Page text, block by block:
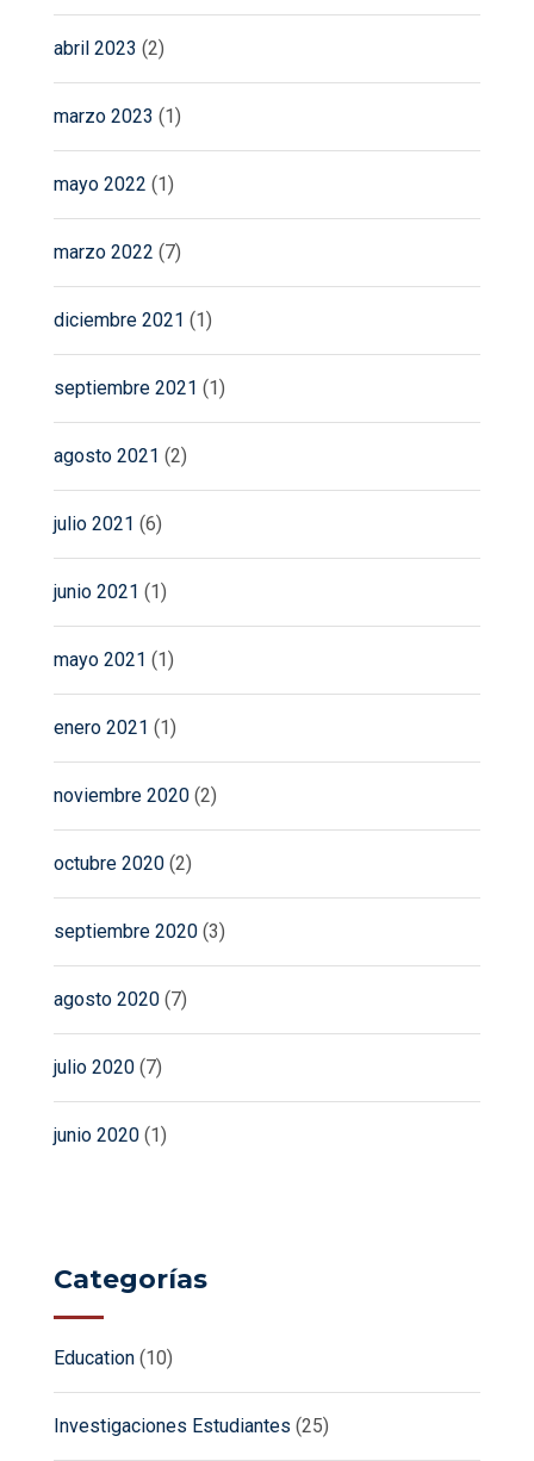
abril 2023 (2)
marzo 2023 (1)
mayo 2022 (1)
marzo 2022 (7)
diciembre 2021 (1)
septiembre 2021 (1)
agosto 2021 (2)
julio 2021 (6)
junio 2021 (1)
mayo 2021 (1)
enero 2021 (1)
noviembre 2020 (2)
octubre 2020 (2)
septiembre 2020 (3)
agosto 2020 (7)
julio 2020 (7)
junio 2020 (1)
Categorías
Education (10)
Investigaciones Estudiantes (25)